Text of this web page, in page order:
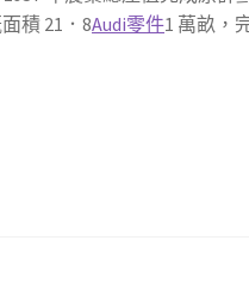
積 21．8Audi零件1 萬畝，